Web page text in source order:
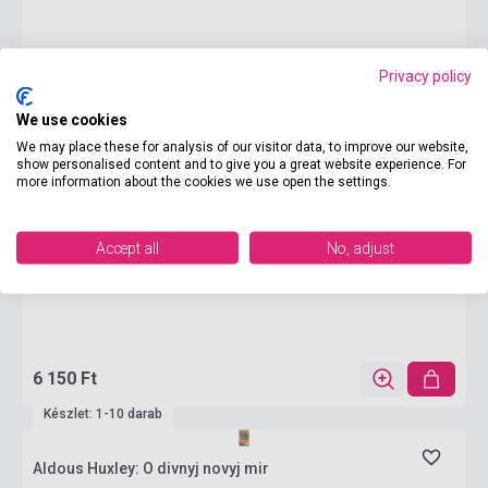
6 150 Ft
Készlet: 1-10 darab
Aldous Huxley: O divnyj novyj mir
Privacy policy
We use cookies
We may place these for analysis of our visitor data, to improve our website,
show personalised content and to give you a great website experience. For
more information about the cookies we use open the settings.
Accept all No, adjust